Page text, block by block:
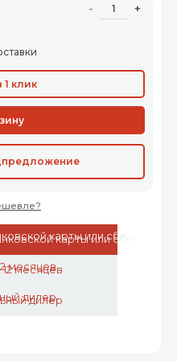
- +
1 клик
карты или сбп
месяцев
дилер